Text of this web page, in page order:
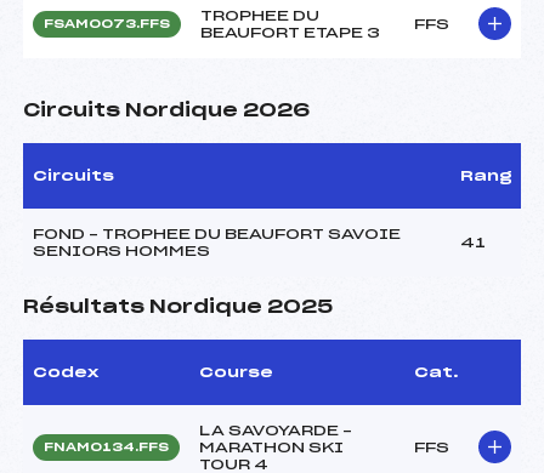
FSAM0073.FFS
TROPHEE DU
BEAUFORT ETAPE 3
FFS
Circuits Nordique 2026
Circuits Rang
FOND – TROPHEE DU BEAUFORT SAVOIE
SENIORS HOMMES
41
Résultats Nordique 2025
Codex Course Cat.
FNAM0134.FFS
LA SAVOYARDE –
MARATHON SKI
TOUR 4
FFS